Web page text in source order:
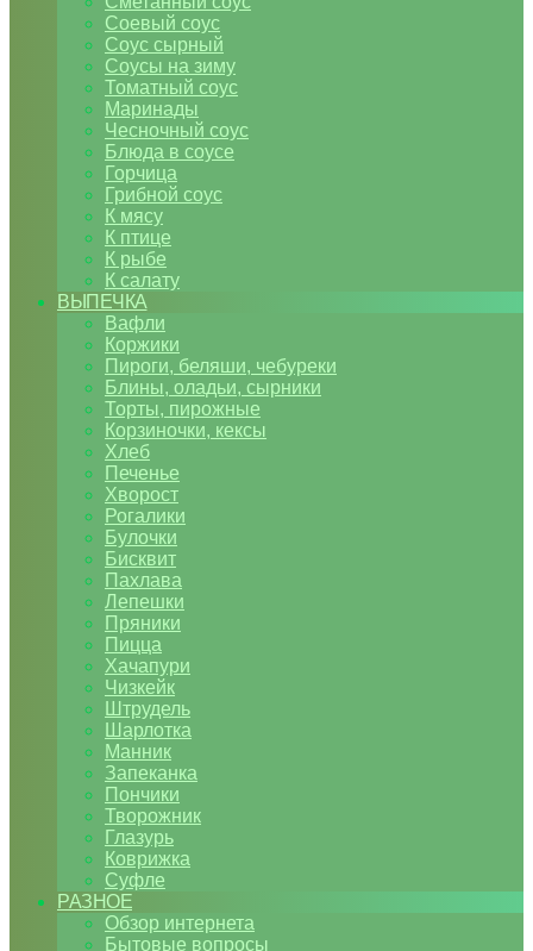
Соевый соус
Соус сырный
Соусы на зиму
Томатный соус
Маринады
Чесночный соус
Блюда в соусе
Горчица
Грибной соус
К мясу
К птице
К рыбе
К салату
ВЫПЕЧКА
Вафли
Коржики
Пироги, беляши, чебуреки
Блины, оладьи, сырники
Торты, пирожные
Корзиночки, кексы
Хлеб
Печенье
Хворост
Рогалики
Булочки
Бисквит
Пахлава
Лепешки
Пряники
Пицца
Хачапури
Чизкейк
Штрудель
Шарлотка
Манник
Запеканка
Пончики
Творожник
Глазурь
Коврижка
Суфле
РАЗНОЕ
Обзор интернета
Бытовые вопросы